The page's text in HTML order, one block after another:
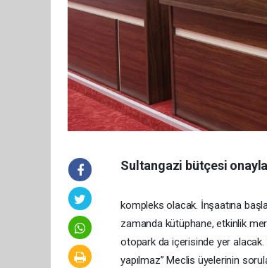
Sultangazi bütçesi
kompleks olacak. İnşaatına
zamanda kütüphane, etkinlik
otopark da içerisinde yer alacak.
yapılmaz” Meclis üyelerinin